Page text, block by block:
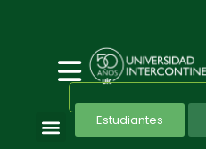
Estudiantes